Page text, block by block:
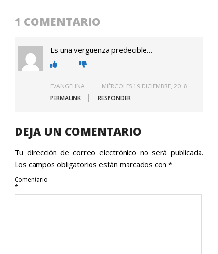
13
1 COMENTARIO
Es una vergüenza predecible…
EVANGELINA
MIÉRCOLES 19 DICIEMBRE, 2018
PERMALINK
RESPONDER
DEJA UN COMENTARIO
Tu dirección de correo electrónico no será publicada.
Los campos obligatorios están marcados con *
Comentario
*